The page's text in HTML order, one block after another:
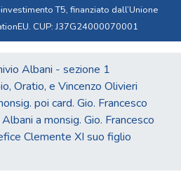
T5, finanziato dall’Unione
CUP: J37G24000070001
Albani - sezione 1
Oratio, e Vincenzo Olivieri
poi card. Gio. Francesco
a monsig. Gio. Francesco
Clemente XI suo figlio